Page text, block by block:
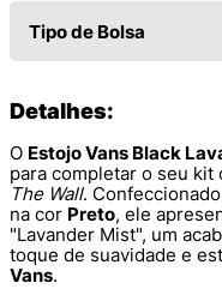
Tipo de Bolsa
Detalhes:
O Estojo Vans Black
para completar o seu kit
The Wall.
na cor Preto, ele
"Lavander Mist", um
toque de suavidade e
Vans.